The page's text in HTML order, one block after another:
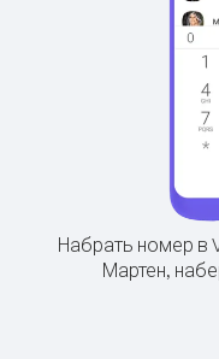
Набрать номер в
Мартен,